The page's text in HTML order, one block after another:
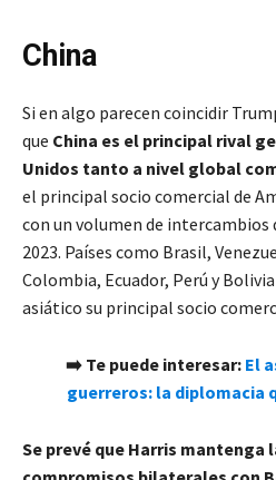
China
Si en algo parecen coincidir
que China es el principal rival
Unidos tanto a nivel global
el principal socio comercial de
con un volumen de intercambios
2023. Países como Brasil,
Colombia, Ecuador, Perú y
asiático su principal socio
➡️ Te puede interesar: El
guerreros: la diplomacia
Se prevé que Harris mantenga